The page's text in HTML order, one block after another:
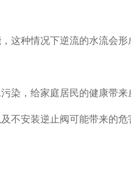
种情况下逆流的水流会形
，给家庭居民的健康带来
安装逆止阀可能带来的危